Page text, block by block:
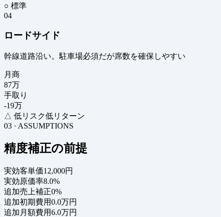
○ 標準
04
ロードサイド
幹線道路沿い。駐車場必須だが席数を確保しやすい
月商
87万
手取り
-19万
△ 低リスク低リターン
03 · ASSUMPTIONS
精度補正の前提
実効客単価12,000円
実効原価率8.0%
追加売上補正0%
追加初期費用0.0万円
追加月額費用6.0万円